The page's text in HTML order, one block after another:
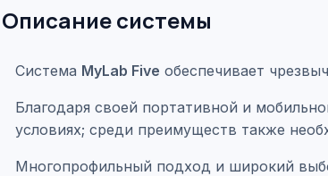
Описание системы
Система MyLab Five обеспечивает
Благодаря своей портативной и
условиях; среди преимуществ также
Многопрофильный подход и широкий